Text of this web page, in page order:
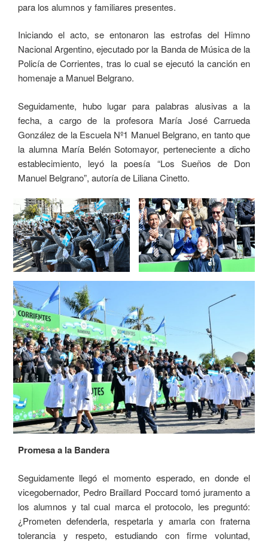
para los alumnos y familiares presentes.
Iniciando el acto, se entonaron las estrofas del Himno
Nacional Argentino, ejecutado por la Banda de Música de la
Policía de Corrientes, tras lo cual se ejecutó la canción en
homenaje a Manuel Belgrano.
Seguidamente, hubo lugar para palabras alusivas a la
fecha, a cargo de la profesora María José Carrueda
González de la Escuela Nº1 Manuel Belgrano, en tanto que
la alumna María Belén Sotomayor, perteneciente a dicho
establecimiento, leyó la poesía “Los Sueños de Don
Manuel Belgrano”, autoría de Liliana Cinetto.
Promesa a la Bandera
Seguidamente llegó el momento esperado, en donde el
vicegobernador, Pedro Braillard Poccard tomó juramento a
los alumnos y tal cual marca el protocolo, les preguntó:
¿Prometen defenderla, respetarla y amarla con fraterna
tolerancia y respeto, estudiando con firme voluntad,